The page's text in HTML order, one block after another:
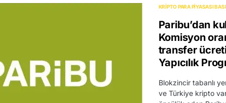
KRIPTO PARA PIYASASI
Paribu’dan
Komisyon
transfer
Yapıcılık
Blokzincir tabanlı
ve Türkiye kripto